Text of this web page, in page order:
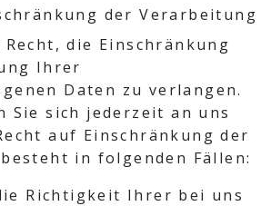
der Verarbeitung
Recht, die Einschränkung
Ihrer
Daten zu verlangen.
Sie sich jederzeit an uns
auf Einschränkung der
in folgenden Fällen:
Richtigkeit Ihrer bei uns